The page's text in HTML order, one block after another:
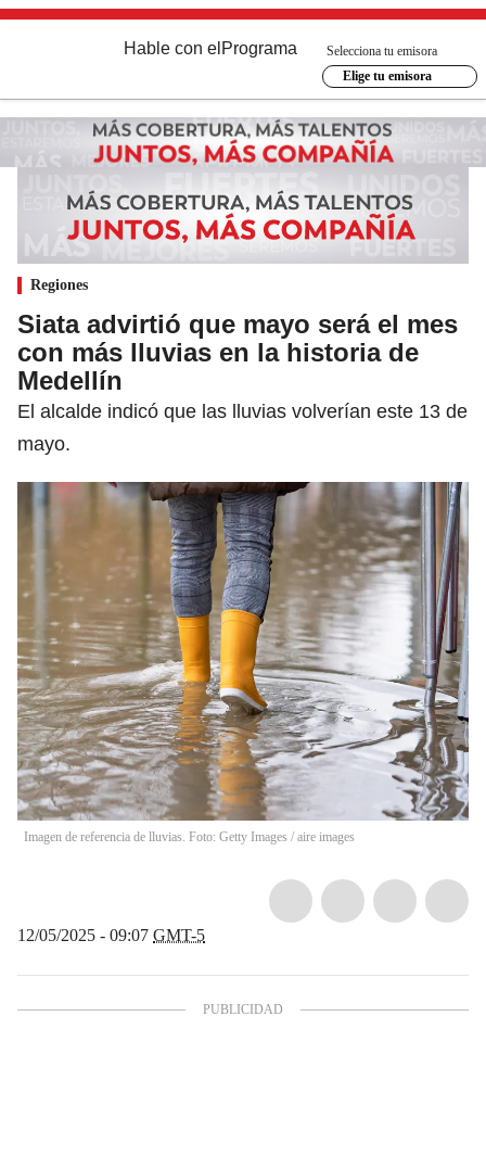
Hable con el Programa
Selecciona tu emisora
Elige tu emisora
Regiones
Siata advirtió que mayo será el mes
con más lluvias en la historia de
Medellín
El alcalde indicó que las lluvias volverían este 13 de
mayo.
Imagen de referencia de lluvias. Foto: Getty Images / aire images
12/05/2025 - 09:07 GMT-5